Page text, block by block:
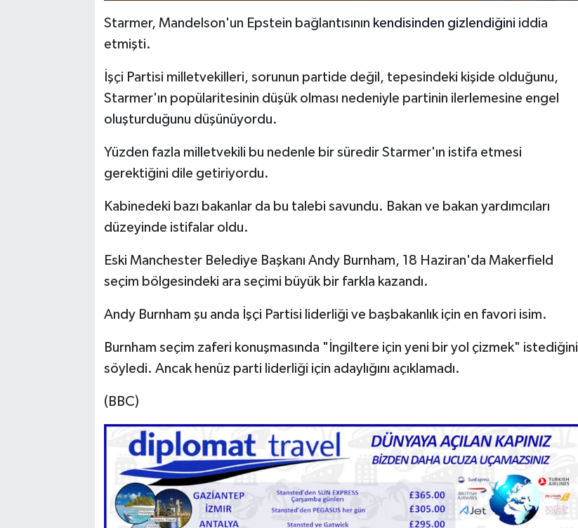
Starmer, Mandelson'un Epstein bağlantısının kendisinden gizlendiğini iddia
etmişti.
İşçi Partisi milletvekilleri, sorunun partide değil, tepesindeki kişide olduğunu,
Starmer'ın popülaritesinin düşük olması nedeniyle partinin ilerlemesine engel
oluşturduğunu düşünüyordu.
Yüzden fazla milletvekili bu nedenle bir süredir Starmer'ın istifa etmesi
gerektiğini dile getiriyordu.
Kabinedeki bazı bakanlar da bu talebi savundu. Bakan ve bakan yardımcıları
düzeyinde istifalar oldu.
Eski Manchester Belediye Başkanı Andy Burnham, 18 Haziran'da Makerfield
seçim bölgesindeki ara seçimi büyük bir farkla kazandı.
Andy Burnham şu anda İşçi Partisi liderliği ve başbakanlık için en favori isim.
Burnham seçim zaferi konuşmasında "İngiltere için yeni bir yol çizmek" istediğini
söyledi. Ancak henüz parti liderliği için adaylığını açıklamadı.
(BBC)